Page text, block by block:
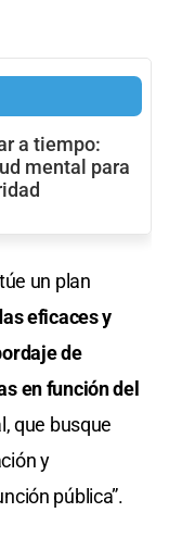
a tiempo:
mental para
un plan
eficaces y
de
en función del
que busque
y
pública”.